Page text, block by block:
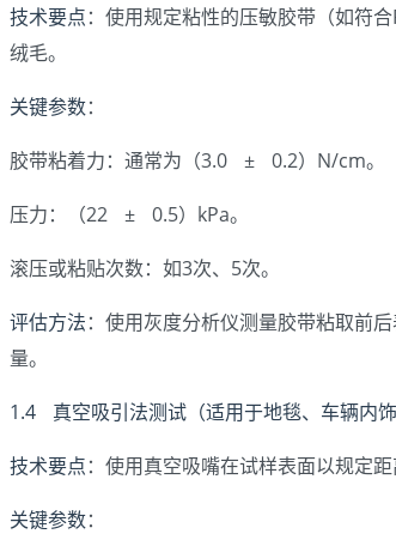
技术要点：使用规定粘性的压敏胶带（如符
绒毛。
关键参数：
胶带粘着力：通常为（3.0 ± 0.2）N/cm。
压力：（22 ± 0.5）kPa。
滚压或粘贴次数：如3次、5次。
评估方法：使用灰度分析仪测量胶带粘取前
量。
1.4 真空吸引法测试（适用于地毯、车辆内饰
技术要点：使用真空吸嘴在试样表面以规定
关键参数：